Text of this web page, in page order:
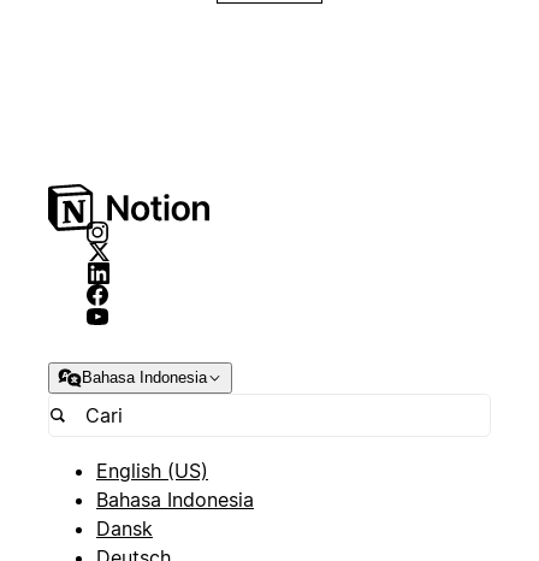
Bahasa Indonesia
English (US)
Bahasa Indonesia
Dansk